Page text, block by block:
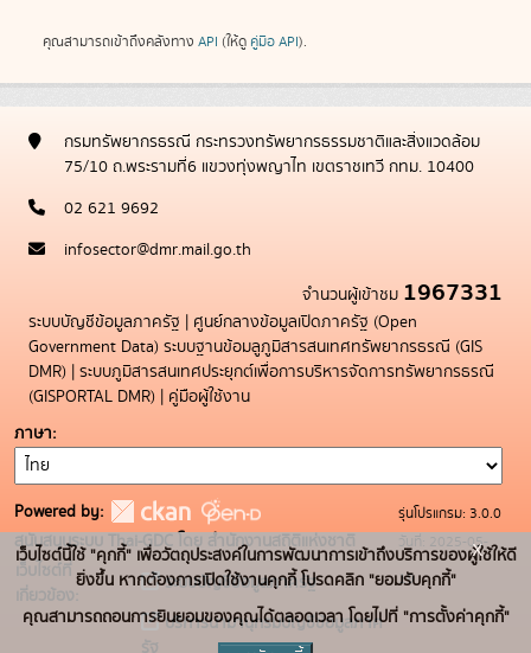
คุณสามารถเข้าถึงคลังทาง API (ให้ดู คู่มือ API).
กรมทรัพยากรธรณี กระทรวงทรัพยากรธรรมชาติและสิ่งแวดล้อม
75/10 ถ.พระรามที่6 แขวงทุ่งพญาไท เขตราชเทวี กทม. 10400
02 621 9692
infosector@dmr.mail.go.th
จำนวนผู้เข้าชม 1967331
ระบบบัญชีข้อมูลภาครัฐ | ศูนย์กลางข้อมูลเปิดภาครัฐ (Open
Government Data) ระบบฐานข้อมลูภูมิสารสนเทศทรัพยากรธรณี (GIS
DMR) | ระบบภูมิสารสนเทศประยุกต์เพื่อการบริหารจัดการทรัพยากรธรณี
(GISPORTAL DMR) | คู่มือผู้ใช้งาน
ภาษา
Powered by:
สนับสนุนระบบ Thai-GDC โดย สำนักงานสถิติแห่งชาติ
เว็บไซต์ที่
เกี่ยวข้อง:
ระบบบัญชีข้อมูลภาครัฐ
บริการนามานุกรมบัญชีข้อมูลภาค
รัฐ
รุ่นโปรแกรม: 3.0.0
วันที่: 2025-05-
19
เว็บไซต์นี้ใช้ "คุกกี้" เพื่อวัตถุประสงค์ในการพัฒนาการเข้าถึงบริการของผู้ใช้ให้ดี
ยิ่งขึ้น หากต้องการเปิดใช้งานคุกกี้ โปรดคลิก "ยอมรับคุกกี้"
คุณสามารถถอนการยินยอมของคุณได้ตลอดเวลา โดยไปที่ "การตั้งค่าคุกกี้"
x